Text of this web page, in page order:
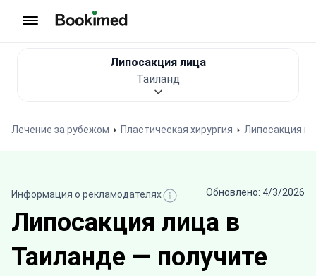
Лечение за рубежом Пластическая хирургия Липосакция в
Липосакция лица
Таиланд
Информация о рекламодателях Обновлено: 4/3/2026
Липосакция лица в
Таиланде — получите